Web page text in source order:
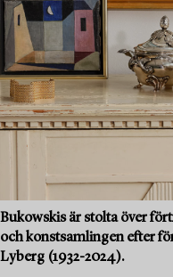
Bukowskis är stolta över
och konstsamlingen efter
Lyberg (1932-2024).